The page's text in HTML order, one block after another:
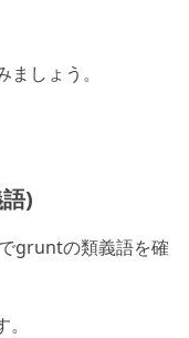
しょう。
)
gruntの類義語を確